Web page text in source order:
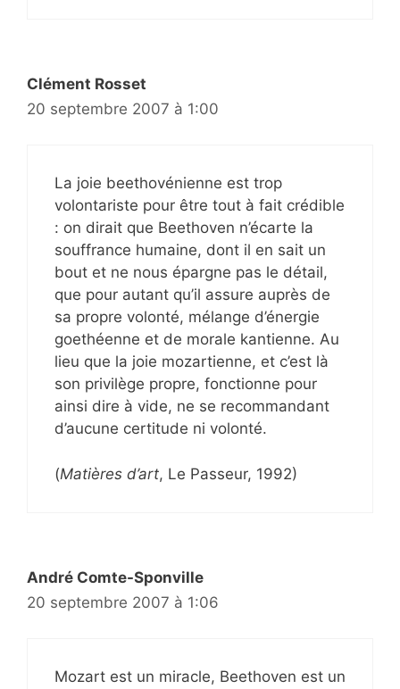
Clément Rosset
20 septembre 2007 à 1:00
La joie beethovénienne est trop
volontariste pour être tout à fait crédible
: on dirait que Beethoven n’écarte la
souffrance humaine, dont il en sait un
bout et ne nous épargne pas le détail,
que pour autant qu’il assure auprès de
sa propre volonté, mélange d’énergie
goethéenne et de morale kantienne. Au
lieu que la joie mozartienne, et c’est là
son privilège propre, fonctionne pour
ainsi dire à vide, ne se recommandant
d’aucune certitude ni volonté.
(Matières d’art, Le Passeur, 1992)
André Comte-Sponville
20 septembre 2007 à 1:06
Mozart est un miracle, Beethoven est un